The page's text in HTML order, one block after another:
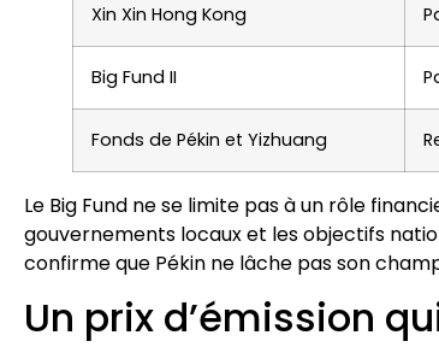
Xin Xin Hong Kong
Big Fund II
Fonds de Pékin et Yizhuang
Le Big Fund ne se limite pas à un rôle
gouvernements locaux et les objectifs
confirme que Pékin ne lâche pas son
Un prix d’émission